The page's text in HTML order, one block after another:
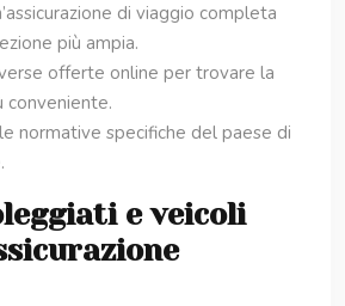
di viaggio completa
più ampia.
offerte online per trovare la
conveniente.
normative specifiche del paese di
e veicoli